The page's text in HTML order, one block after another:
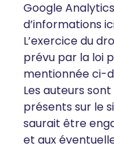
Google
d’informations
L’exercice du
prévu par la loi
mentionnée ci-
Les auteurs
présents sur le
saurait être
et aux